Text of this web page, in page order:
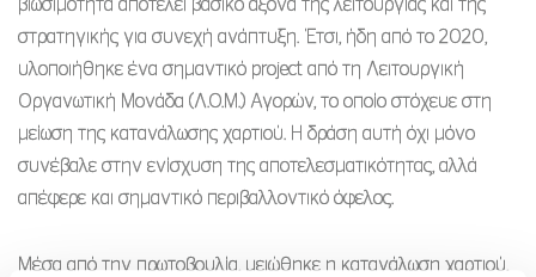
βιωσιμότητα αποτελεί βασικό άξονα της λειτουργίας και της
στρατηγικής για συνεχή ανάπτυξη. Έτσι, ήδη από το 2020,
υλοποιήθηκε ένα σημαντικό project από τη Λειτουργική
Οργανωτική Μονάδα (Λ.Ο.Μ.) Αγορών, το οποίο στόχευε στη
μείωση της κατανάλωσης χαρτιού. Η δράση αυτή όχι μόνο
συνέβαλε στην ενίσχυση της αποτελεσματικότητας, αλλά
απέφερε και σημαντικό περιβαλλοντικό όφελος.
Μέσα από την πρωτοβουλία, μειώθηκε η κατανάλωση χαρτιού,